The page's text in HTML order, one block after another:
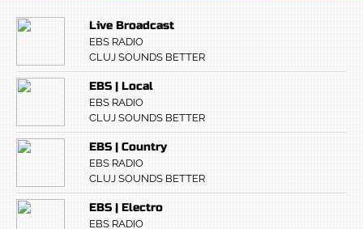
Live Broadcast
EBS RADIO
CLUJ SOUNDS BETTER
EBS | Local
EBS RADIO
CLUJ SOUNDS BETTER
EBS | Country
EBS RADIO
CLUJ SOUNDS BETTER
EBS | Electro
EBS RADIO